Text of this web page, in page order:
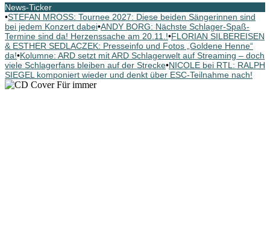
News-Ticker
•STEFAN MROSS: Tournee 2027: Diese beiden Sängerinnen sind
bei jedem Konzert dabei•ANDY BORG: Nächste Schlager-Spaß-
Termine sind da! Herzenssache am 20.11.!•FLORIAN SILBEREISEN
& ESTHER SEDLACZEK: Presseinfo und Fotos „Goldene Henne“
da!•Kolumne: ARD setzt mit ARD Schlagerwelt auf Streaming – doch
viele Schlagerfans bleiben auf der Strecke•NICOLE bei RTL: RALPH
SIEGEL komponiert wieder und denkt über ESC-Teilnahme nach!